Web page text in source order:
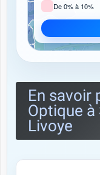
De 0% à 10%
En savoir
Optique à
Livoye